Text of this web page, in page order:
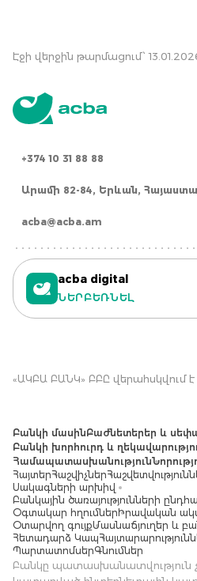
Էջի վերջին թարմացում՝
+374 10 31 88 88
Արամի 82-84, Երևան,
acba@acba.am
acba digital
ՆԵՐԲԵՌՆԵԼ
«ԱԿԲԱ ԲԱՆԿ» ԲԲԸ վերահսկվում
Բանկի մասինԲաժնետերեր և
Բանկի խորհուրդ և
Համապատասխանություն
ՀայտերՀաշվիչներ
Սակագների արխիվ
Բանկային ծառայությունների
Օգտակար հղումներ Իրավական
Օտարվող գույքՄասնաճյուղեր և
Հետադարձ Կապ
ՊարտատոմսերԳնումներ
Բանկը պատասխանատվություն չի